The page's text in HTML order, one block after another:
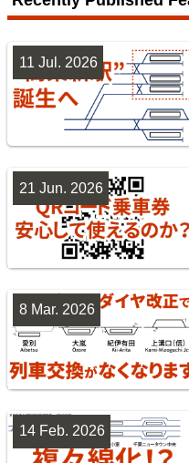
東北地方臨海鉄道配線
11 Jul. 2026
21 Jun. 2026
8 Mar. 2026
14 Feb. 2026